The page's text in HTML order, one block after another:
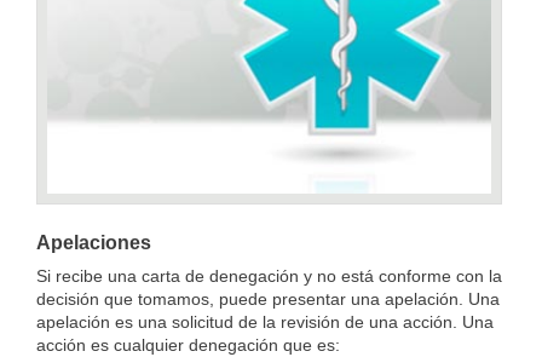
Apelaciones
Si recibe una carta de denegación y no está conforme con la
decisión que tomamos, puede presentar una apelación. Una
apelación es una solicitud de la revisión de una acción. Una
acción es cualquier denegación que es: